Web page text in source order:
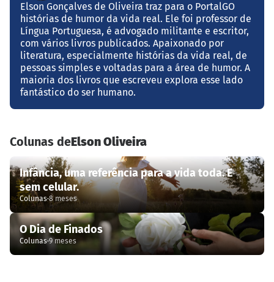
Elson Gonçalves de Oliveira traz para o PortalGO
histórias de humor da vida real. Ele foi professor de
Língua Portuguesa, é advogado militante e escritor,
com vários livros publicados. Apaixonado por
literatura, especialmente histórias da vida real, de
pessoas simples e voltadas para a área de humor. A
maioria dos livros que escreveu explora esse lado
fantástico do ser humano.
Colunas deElson Oliveira
Infância, uma referência para a vida toda. E
sem celular.
Colunas·8 meses
O Dia de Finados
Colunas·9 meses